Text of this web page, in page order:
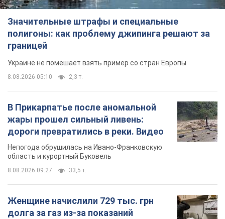
Значительные штрафы и специальные
полигоны: как проблему джипинга решают за
границей
Украине не помешает взять пример со стран Европы
8.08.2026 05:10 2,3 т.
В Прикарпатье после аномальной
жары прошел сильный ливень:
дороги превратились в реки. Видео
Непогода обрушилась на Ивано-Франковскую
область и курортный Буковель
8.08.2026 09:27 33,5 т.
Женщине начислили 729 тыс. грн
долга за газ из-за показаний